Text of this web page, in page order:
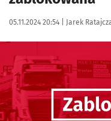
Data publikacji:
05.11.2024 20:54 | Autor:
Jarek